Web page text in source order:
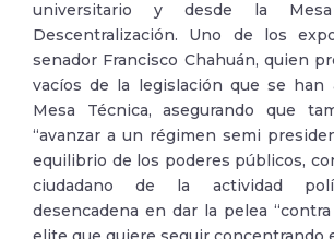
universitario y desde la
Descentralización. Uno de los
senador Francisco Chahuán, quien
vacíos de la legislación que se han
Mesa Técnica, asegurando que
“avanzar a un régimen semi
equilibrio de los poderes públicos,
ciudadano de la actividad
desencadena en dar la pelea